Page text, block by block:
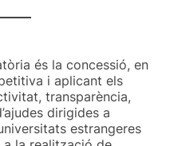
és la concessió, en
i aplicant els
transparència,
dirigides a
estrangeres